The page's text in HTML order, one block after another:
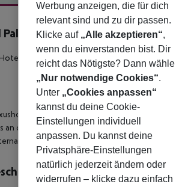
5
in einem Palast aus dem 17.Jahrhundet
befindet sich in der Nähe von dem Park
an das öffentliche Verkehrsnetz können Sie
Flughafen erreichen Sie nach ca. 6 km
Werbung anzeigen, die für dich
relevant sind und zu dir passen.
Klicke auf „Alle akzeptieren“,
wenn du einverstanden bist. Dir
reicht das Nötigste? Dann wähle
„Nur notwendige Cookies“.
Unter „Cookies anpassen“
kannst du deine Cookie-
Einstellungen individuell
anpassen. Du kannst deine
Privatsphäre-Einstellungen
natürlich jederzeit ändern oder
widerrufen – klicke dazu einfach